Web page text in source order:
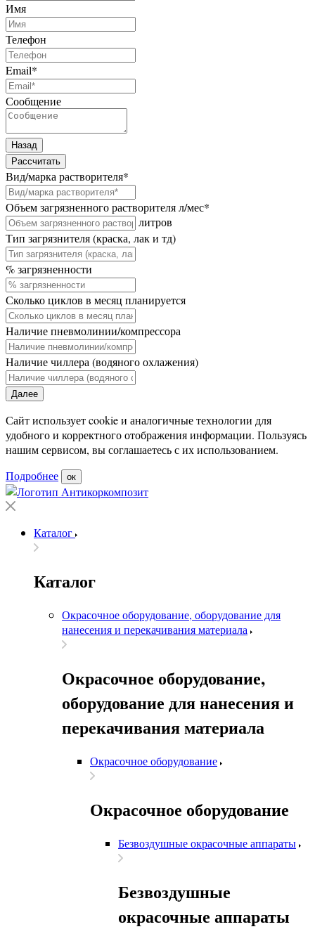
Имя
Телефон
Email*
Сообщение
Назад
Рассчитать
Вид/марка растворителя*
Объем загрязненного растворителя л/мес*
литров
Тип загрязнителя (краска, лак и тд)
% загрязненности
Сколько циклов в месяц планируется
Наличие пневмолинии/компрессора
Наличие чиллера (водяного охлажения)
Далее
Сайт использует cookie и аналогичные технологии для
удобного и корректного отображения информации. Пользуясь
нашим сервисом, вы соглашаетесь с их использованием.
Подробнее
ок
Каталог
Каталог
Окрасочное оборудование, оборудование для
нанесения и перекачивания материала
Окрасочное оборудование,
оборудование для нанесения и
перекачивания материала
Окрасочное оборудование
Окрасочное оборудование
Безвоздушные окрасочные аппараты
Безвоздушные
окрасочные аппараты